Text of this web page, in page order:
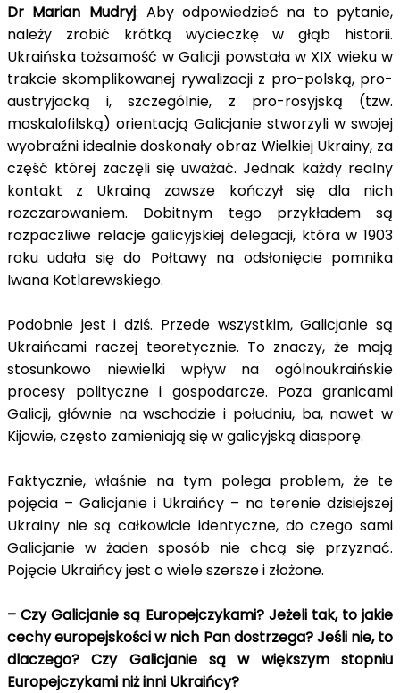
Dr Marian Mudryj: Aby odpowiedzieć na to pytanie,
należy zrobić krótką wycieczkę w głąb historii.
Ukraińska tożsamość w Galicji powstała w XIX wieku w
trakcie skomplikowanej rywalizacji z pro-polską, pro-
austryjacką i, szczególnie, z pro-rosyjską (tzw.
moskalofilską) orientacją Galicjanie stworzyli w swojej
wyobraźni idealnie doskonały obraz Wielkiej Ukrainy, za
część której zaczęli się uważać. Jednak każdy realny
kontakt z Ukrainą zawsze kończył się dla nich
rozczarowaniem. Dobitnym tego przykładem są
rozpaczliwe relacje galicyjskiej delegacji, która w 1903
roku udała się do Połtawy na odsłonięcie pomnika
Iwana Kotlarewskiego.
Podobnie jest i dziś. Przede wszystkim, Galicjanie są
Ukraińcami raczej teoretycznie. To znaczy, że mają
stosunkowo niewielki wpływ na ogólnoukraińskie
procesy polityczne i gospodarcze. Poza granicami
Galicji, głównie na wschodzie i południu, ba, nawet w
Kijowie, często zamieniają się w galicyjską diasporę.
Faktycznie, właśnie na tym polega problem, że te
pojęcia – Galicjanie i Ukraińcy – na terenie dzisiejszej
Ukrainy nie są całkowicie identyczne, do czego sami
Galicjanie w żaden sposób nie chcą się przyznać.
Pojęcie Ukraińcy jest o wiele szersze i złożone.
– Czy Galicjanie są Europejczykami? Jeżeli tak, to jakie
cechy europejskości w nich Pan dostrzega? Jeśli nie, to
dlaczego? Czy Galicjanie są w większym stopniu
Europejczykami niż inni Ukraińcy?